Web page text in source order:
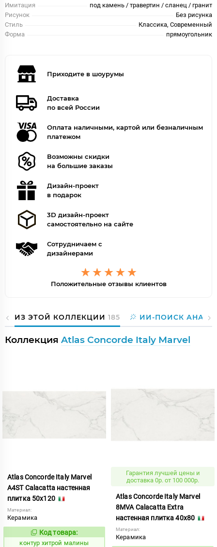
Имитация
под камень / травертин / сланец / гранит
Рисунок
Без рисунка
Стиль
Классика, Современный
Форма
прямоугольник
Приходите в шоурумы
Доставка
по всей России
Оплата наличными, картой или безналичным
платежом
Возможны скидки
на большие заказы
Дизайн-проект
в подарок
3D дизайн-проект
самостоятельно на сайте
Сотрудничаем с
дизайнерами
Положительные отзывы клиентов
ИЗ ЭТОЙ КОЛЛЕКЦИИ 185 ИИ-ПОИСК
Коллекция Atlas Concorde Italy Marvel
Atlas Concorde Italy Marvel
A4ST Calacatta настенная
плитка 50x120
Материал:
Керамика
764046
Код товара:
контур хитрой малины
Гарантия лучшей цены и
доставка 0р. от 100 000р.
Atlas Concorde Italy Marvel
8MVA Calacatta Extra
настенная плитка 40x80
Материал:
Керамика